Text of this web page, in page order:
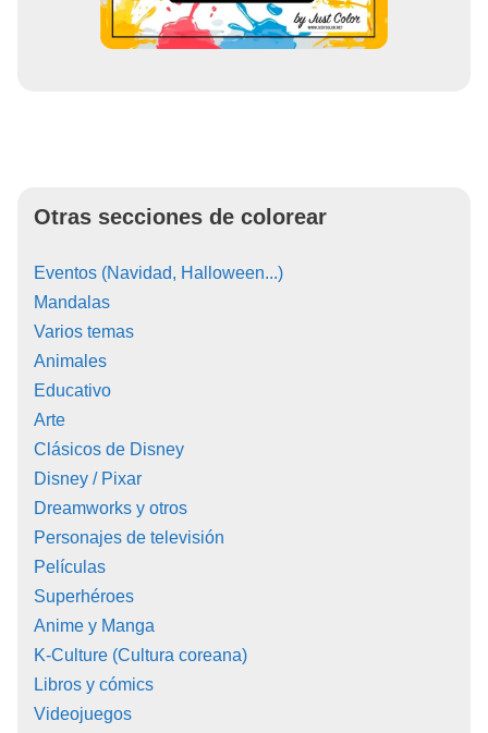
Otras secciones de colorear
Eventos (Navidad, Halloween...)
Mandalas
Varios temas
Animales
Educativo
Arte
Clásicos de Disney
Disney / Pixar
Dreamworks y otros
Personajes de televisión
Películas
Superhéroes
Anime y Manga
K-Culture (Cultura coreana)
Libros y cómics
Videojuegos